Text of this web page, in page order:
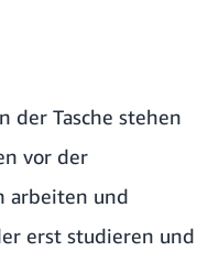
der Tasche stehen
vor der
arbeiten und
erst studieren und